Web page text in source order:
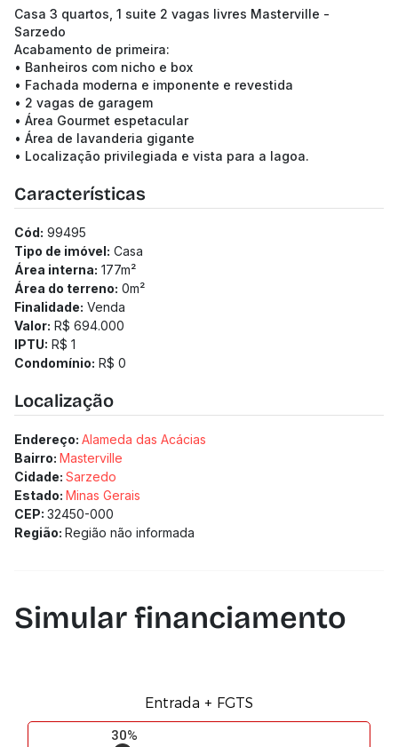
Casa 3 quartos, 1 suite 2 vagas livres Masterville -
Sarzedo
Acabamento de primeira:
• Banheiros com nicho e box
• Fachada moderna e imponente e revestida
• 2 vagas de garagem
• Área Gourmet espetacular
• Área de lavanderia gigante
• Localização privilegiada e vista para a lagoa.
Características
Cód: 99495
Tipo de imóvel: Casa
Área interna: 177m²
Área do terreno: 0m²
Finalidade: Venda
Valor: R$ 694.000
IPTU: R$ 1
Condomínio: R$ 0
Localização
Endereço: Alameda das Acácias
Bairro: Masterville
Cidade: Sarzedo
Estado: Minas Gerais
CEP: 32450-000
Região: Região não informada
Simular financiamento